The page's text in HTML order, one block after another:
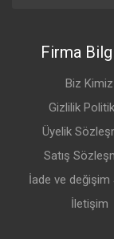
Firma
Biz Kimiz
Gizlilik
Üyelik
Satış
İade ve değişim
İletişim